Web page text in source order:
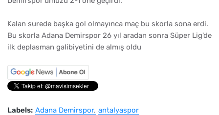
Kalan surede başka gol olmayınca maç bu skorla sona erdi.
Bu skorla Adana Demirspor 26 yıl aradan sonra Süper Lig'de
ilk deplasman galibiyetini de almış oldu
Labels: Adana Demirspor antalyaspor